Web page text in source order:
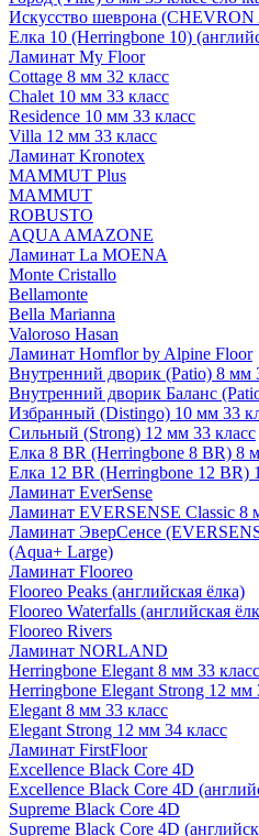
Искусство шеврона (CHEVRON
Елка 10 (Herringbone 10)
Ламинат My Floor
Cottage 8 мм 32 класс
Chalet 10 мм 33 класс
Residence 10 мм 33 класс
Villa 12 мм 33 класс
Ламинат Kronotex
MAMMUT Plus
MAMMUT
ROBUSTO
AQUA AMAZONE
Ламинат La MOENA
Monte Cristallo
Bellamonte
Bella Marianna
Valoroso Hasan
Ламинат Homflor by Alpine Floor
Внутренний дворик (Patio) 8 мм
Внутренний дворик Баланс
Избранный (Distingo) 10 мм 33
Сильный (Strong) 12 мм 33 класс
Елка 8 BR (Herringbone 8 BR) 8
Елка 12 BR (Herringbone 12 BR)
Ламинат EverSense
Ламинат EVERSENSE Classic 8
Ламинат ЭверСенсе
(Aqua+ Large)
Ламинат Flooreo
Flooreo Peaks (английская ёлка)
Flooreo Waterfalls (английская
Flooreo Rivers
Ламинат NORLAND
Herringbone Elegant 8 мм 33 класс
Herringbone Elegant Strong 12 мм
Elegant 8 мм 33 класс
Elegant Strong 12 мм 34 класс
Ламинат FirstFloor
Excellence Black Core 4D
Excellence Black Core 4D
Supreme Black Core 4D
Supreme Black Core 4D